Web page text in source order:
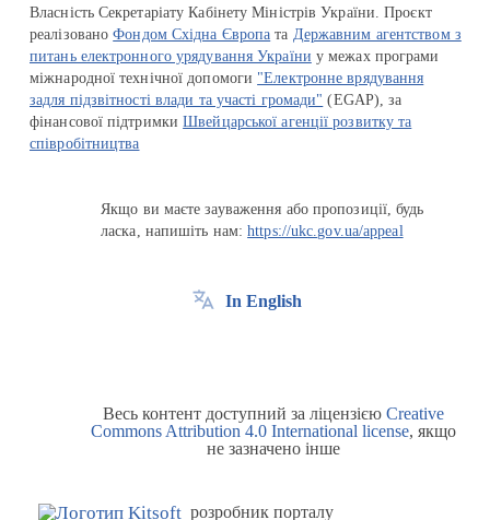
Власність Секретаріату Кабінету Міністрів України. Проєкт
реалізованоФондом Східна Європа та Державним агентством з
питань електронного урядування України у межах програми
міжнародної технічної допомоги "Електронне врядування
задля підзвітності влади та участі громади" (EGAP), за
фінансової підтримкиШвейцарської агенції розвитку та
співробітництва
Якщо ви маєте зауваження або пропозиції, будь
ласка, напишіть нам:https://ukc.gov.ua/appeal
In English
Весь контент доступний за ліцензією Creative
Commons Attribution 4.0 International license, якщо
не зазначено інше
розробник порталу